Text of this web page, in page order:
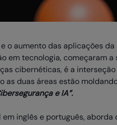
o aumento das aplicações
em tecnologia, começaram
cibernéticas, é a
as duas áreas estão
e IA”.
inglês e português,